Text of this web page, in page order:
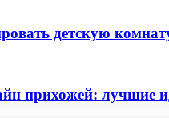
детскую
прихожей: лучшие